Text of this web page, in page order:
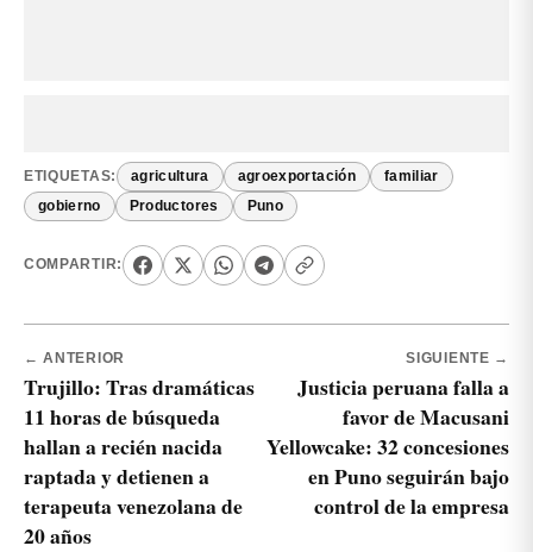
ETIQUETAS: agricultura agroexportación familiar
gobierno Productores Puno
COMPARTIR:
← ANTERIOR
Trujillo: Tras dramáticas
11 horas de búsqueda
hallan a recién nacida
raptada y detienen a
terapeuta venezolana de
20 años
SIGUIENTE →
Justicia peruana falla a
favor de Macusani
Yellowcake: 32 concesiones
en Puno seguirán bajo
control de la empresa